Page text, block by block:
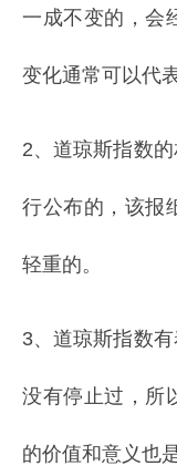
一成不变的，会
变化通常可以代
2、道琼斯指数
行公布的，该报
轻重的。
3、道琼斯指数
没有停止过，所
的价值和意义也